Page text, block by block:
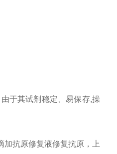
于其试剂稳定、易保存,操
加抗原修复液修复抗原，上